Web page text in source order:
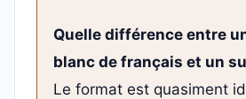
Quelle différence entre
blanc de français et un
Le format est quasiment